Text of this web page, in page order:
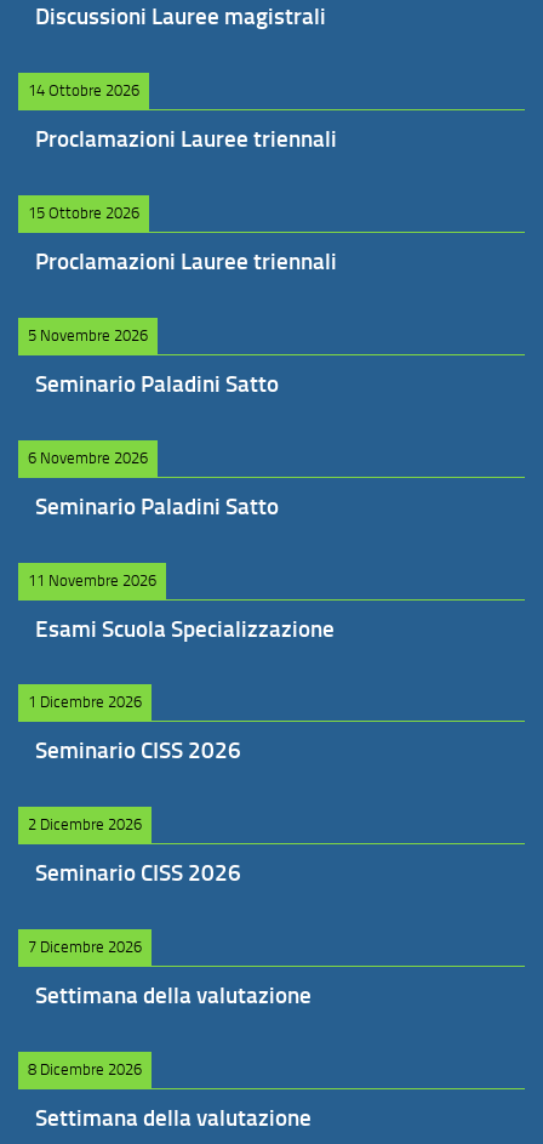
Discussioni Lauree magistrali
14 Ottobre 2026
Proclamazioni Lauree triennali
15 Ottobre 2026
Proclamazioni Lauree triennali
5 Novembre 2026
Seminario Paladini Satto
6 Novembre 2026
Seminario Paladini Satto
11 Novembre 2026
Esami Scuola Specializzazione
1 Dicembre 2026
Seminario CISS 2026
2 Dicembre 2026
Seminario CISS 2026
7 Dicembre 2026
Settimana della valutazione
8 Dicembre 2026
Settimana della valutazione